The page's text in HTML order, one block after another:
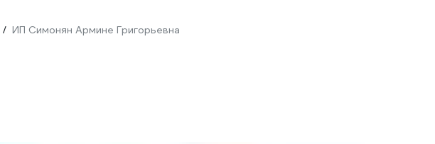
/ ИП Симонян Армине Григорьевна